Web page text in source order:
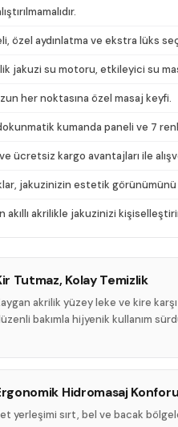
aydınlatma ve ekstra lüks
jakuzi su motoru, etkileyici su
her noktasına özel masaj keyfi.
kumanda paneli ve 7
kargo avantajları ile
jakuzinizin estetik görünümünü
akıllı akrilikle jakuzinizi
Tutmaz, Kolay Temizlik
akrilik yüzey leke ve kire
bakımla hijyenik kullanım
Hidromasaj Konforu
yerleşimi sırt, bel ve bacak